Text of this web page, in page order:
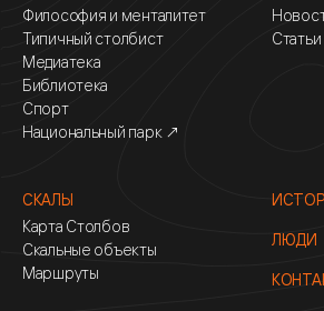
Философия и менталитет
Типичный столбист
Медиатека
Библиотека
Спорт
Национальный парк ↗
Статьи
СКАЛЫ
Карта Столбов
Скальные объекты
Маршруты
ЛЮДИ